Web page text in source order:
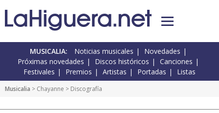
MUSICALIA: Noticias musicales
Novedades
Próximas novedades
Discos históricos
Canciones
Festivales
Premios Artistas Portadas Listas
Musicalia > Chayanne > Discografía